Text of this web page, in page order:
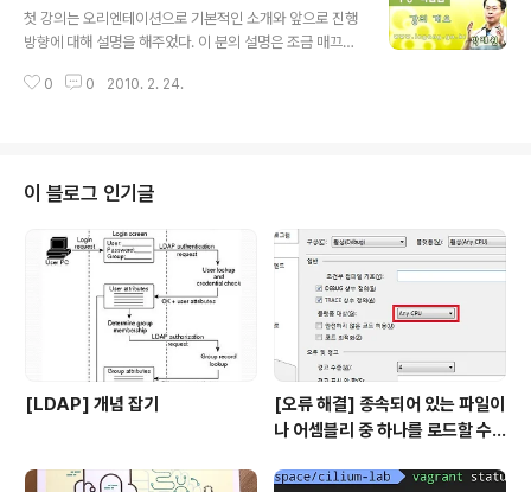
년기 시절부터 청년기까지 꿈이 변화되는 과정을 단계별로
보여주셨는데 사학자, 과학자, 야구선수 등 목표하는 꿈이
도 어렸을적에는 경찰, 선생님, 컴퓨터 프로그래머, 교수 이
첫 강의는 오리엔테이션으로 기본적인 소개와 앞으로 진행
방향에 대해 설명을 해주었다. 이 분의 설명은 조금 매끄럽
해 오셨다고 한다. 나도 자기계발서나 학습법에 대한 책을
다. 현재까지 읽은 학습법관련 도서만해도 400여권에 달
하고, 학습법을 연구하기위해 연구한 인재들만도 300~4
00명이나 된다고 한다. 공부에 성공한 사람들의 학습법 조
승연 ('공부기술' 저자) 1. 자기가 좋아하는 방식 - 남들이
뭐라하든 자신이 좋아하는 방식대로 공부를 한다. 2. 20분
마다 과목 바꾸기 - 집중..
0 0 2010. 2. 24.
이 블로그 인기글
[LDAP] 개념 잡기
[오류 해결] 종속되어 있는 파일이
나 어셈블리 중 하나를 로드할 수